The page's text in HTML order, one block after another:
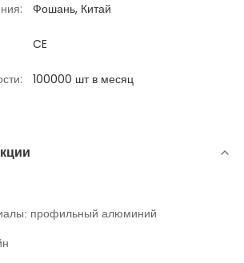
Фошань, Китай
CE
100000 шт в месяц
профильный алюминий